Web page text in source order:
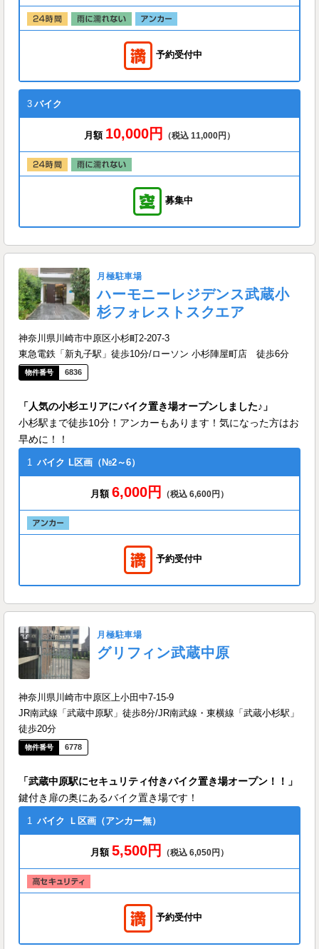
予約受付中
3 バイク
月額 10,000円 （税込 11,000円）
募集中
月極駐車場
ハーモニーレジデンス武蔵小
杉フォレストスクエア
神奈川県川崎市中原区小杉町2-207-3
東急電鉄「新丸子駅」徒歩10分/ローソン 小杉陣屋町店 徒歩6分
6836
「人気の小杉エリアにバイク置き場オープンしました♪」
小杉駅まで徒歩10分！アンカーもあります！気になった方はお
早めに！！
1 バイク L区画（№2～6）
月額 6,000円 （税込 6,600円）
予約受付中
月極駐車場
グリフィン武蔵中原
神奈川県川崎市中原区上小田中7-15-9
JR南武線「武蔵中原駅」徒歩8分/JR南武線・東横線「武蔵小杉駅」
徒歩20分
6778
「武蔵中原駅にセキュリティ付きバイク置き場オープン！！」
鍵付き扉の奥にあるバイク置き場です！
1 バイク Ｌ区画（アンカー無）
月額 5,500円 （税込 6,050円）
予約受付中